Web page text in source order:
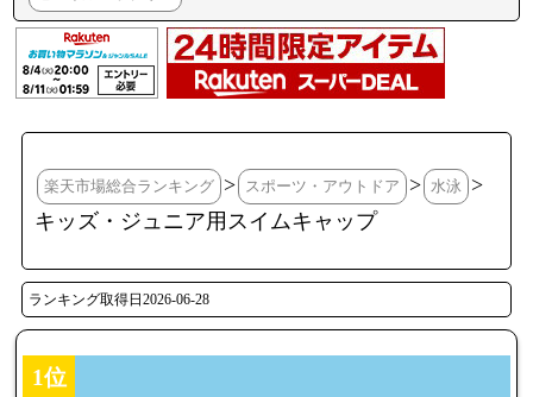
楽天市場総合ランキング > スポーツ・アウトドア > 水泳
>
キッズ・ジュニア用スイムキャップ
ランキング取得日2026-06-28
1位